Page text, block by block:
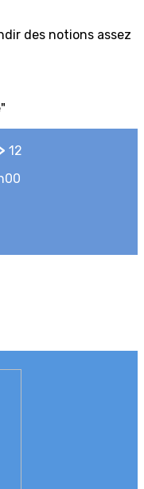
des notions assez
12